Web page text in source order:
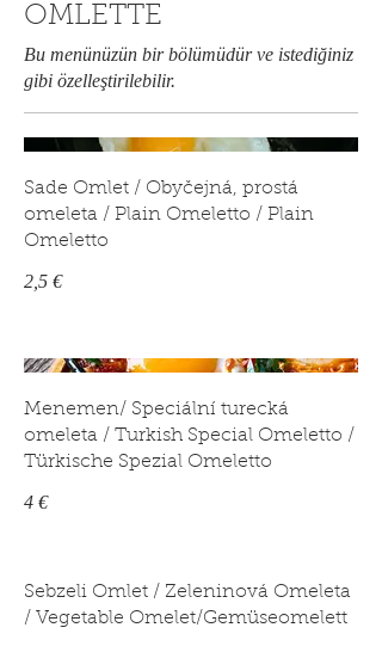
OMLETTE
Bu menünüzün bir bölümüdür ve istediğiniz
gibi özelleştirilebilir.
Sade Omlet / Obyčejná, prostá
omeleta / Plain Omeletto / Plain
Omeletto
2,5 €
Menemen/ Speciální turecká
omeleta / Turkish Special Omeletto /
Türkische Spezial Omeletto
4 €
Sebzeli Omlet / Zeleninová Omeleta
/ Vegetable Omelet/Gemüseomelett